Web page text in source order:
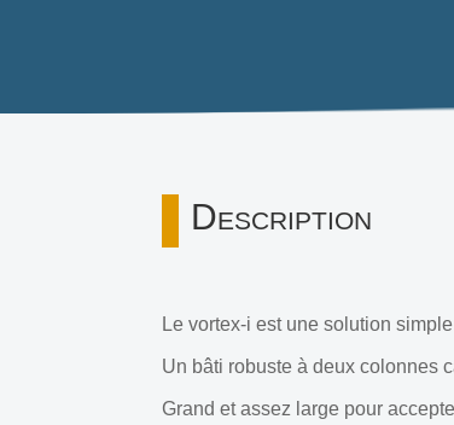
Description
Le vortex-i est une solution
Un bâti robuste à deux colonnes
Grand et assez large pour